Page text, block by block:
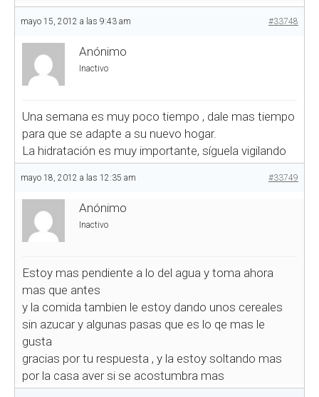
mayo 15, 2012 a las 9:43 am #33748
Anónimo
Inactivo
Una semana es muy poco tiempo , dale mas tiempo
para que se adapte a su nuevo hogar.
La hidratación es muy importante, síguela vigilando
mayo 18, 2012 a las 12:35 am #33749
Anónimo
Inactivo
Estoy mas pendiente a lo del agua y toma ahora
mas que antes
y la comida tambien le estoy dando unos cereales
sin azucar y algunas pasas que es lo qe mas le
gusta
gracias por tu respuesta , y la estoy soltando mas
por la casa aver si se acostumbra mas